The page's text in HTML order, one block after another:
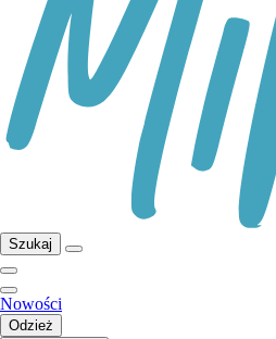
Szukaj
Nowości
Odzież